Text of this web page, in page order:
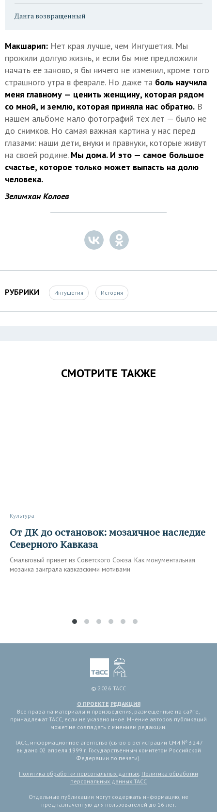
Данга возвращенный
Макшарип: Нет края лучше, чем Ингушетия. Мы
прожили долгую жизнь, и если бы мне предложили
начать ее заново, я бы ничего не изменил, кроме того
страшного утра в феврале. Но даже та боль научила
меня главному — ценить женщину, которая рядом
со мной, и землю, которая приняла нас обратно. В
нашем альбоме мало фотографий тех лет — было не
до снимков. Но самая важная картина у нас перед
глазами: наши дети, внуки и правнуки, которые живут
на своей родине. Мы дома. И это — самое большое
счастье, которое только может выпасть на долю
человека.
Зелимхан Колоев
РУБРИКИ Ингушетия История
СМОТРИТЕ ТАКЖЕ
Культура
От ДК до остановок: мозаичное наследие
Северного Кавказа
Смальтовый привет из Советского Союза. Как монументальная
мозаика заиграла кавказскими мотивами
© 2026 ТАСС
О ПРОЕКТЕ РЕДАКЦИЯ
Все права на материалы и произведения, размещенные на сайте,
принадлежат ТАСС, если не указано иное. Мнение авторов публикаций
может не совпадать с мнением редакции.
ТАСС, информационное агентство (св-во о регистрации СМИ № 3 247
выдано 02 апреля 1999 г. Государственным комитетом Российской
Федерации по печати).
Политика обработки персональных данных Политика обработки
персональных данных ТАСС
Отдельные публикации могут содержать информацию, не
предназначенную для пользователей до 16 лет.